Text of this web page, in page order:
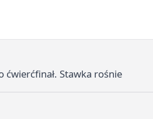
ćwierćfinał. Stawka rośnie